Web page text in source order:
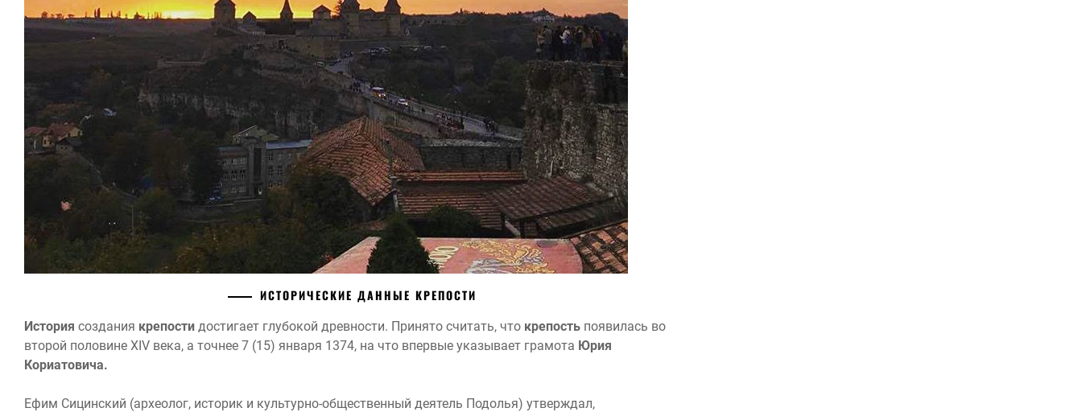
ИСТОРИЧЕСКИЕ ДАННЫЕ КРЕПОСТИ
История создания крепости достигает глубокой древности. Принято считать, что крепость появилась во
второй половине XIV века, а точнее 7 (15) января 1374, на что впервые указывает грамота Юрия
Кориатовича.
Ефим Сицинский (археолог, историк и культурно-общественный деятель Подолья) утверждал,